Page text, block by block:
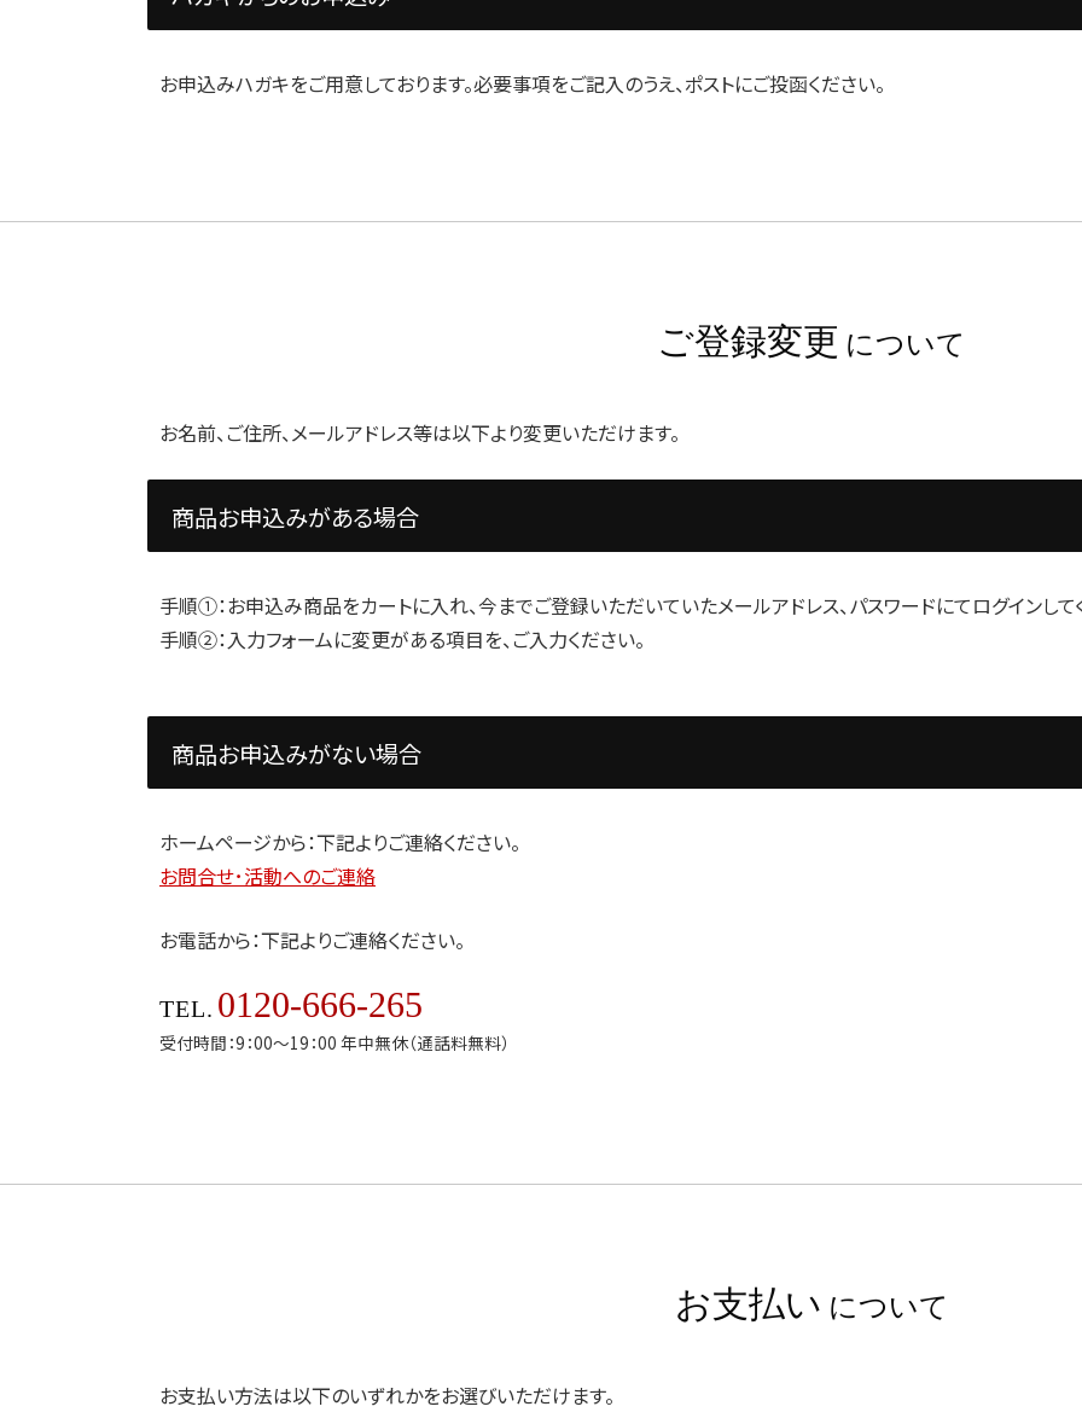
お申込みハガキをご用意しております。必要事項をご記入のうえ、ポストにご投函ください。
ご登録変更 について
お名前、ご住所、メールアドレス等は以下より変更いただけます。
商品お申込みがある場合
手順①：お申込み商品をカートに入れ、今までご登録いただいていたメールアドレス、パスワードにてログインして
手順②：入力フォームに変更がある項目を、ご入力ください。
商品お申込みがない場合
ホームページから：下記よりご連絡ください。
お問合せ･活動へのご連絡
お電話から：下記よりご連絡ください。
TEL. 0120-666-265
受付時間：9：00～19：00 年中無休（通話料無料）
お支払い について
お支払い方法は以下のいずれかをお選びいただけます。